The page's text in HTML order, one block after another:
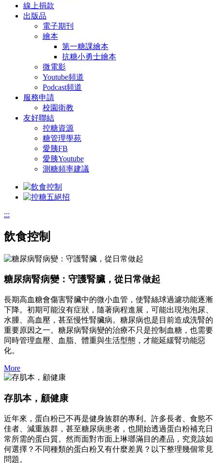
線上捐款
出版品
電子期刊
繪本
第一糖課繪本
抗糖小勇士繪本
微電影
Youtube頻道
Podcast頻道
服務申請
校園衛教
友好聯結
控糖資源
糖管理學苑
愛胰FB
愛胰Youtube
測糖頻率建議
:::
飲食控制
糖尿病腎病變：守護腎臟，從日常做起
長期高血糖會傷害腎臟中的微小血管，使腎絲球過濾功能逐漸
下降。初期可能沒有症狀，隨著病程進展，可能出現泡泡尿、
水腫、高血壓，甚至慢性腎臟病。糖尿病也是目前造成洗腎的
重要原因之一。糖尿病腎病變的治療不只是控制血糖，也需要
同時管理血壓、血脂、體重與生活型態，才能延緩腎功能惡
化。
More
存肌本，顧健康
近年來，蛋白粉已不再是健身族群的專利。許多長者、食慾不
佳者、減重族群，甚至糖尿病患者，也開始透過蛋白粉補充日
常所需的蛋白質。然而面對市面上琳瑯滿目的產品，究竟該如
何選擇？不同種類的蛋白粉又有什麼差異？以下整理幾個常見
問題。